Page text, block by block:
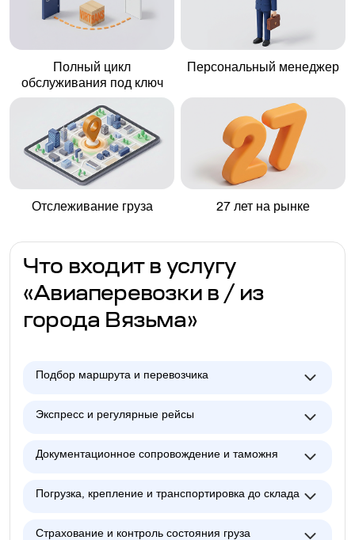
Полный цикл
обслуживания под ключ
Персональный менеджер
Отслеживание груза 27 лет на рынке
Что входит в услугу
«Авиаперевозки в / из
города Вязьма»
Подбор маршрута и перевозчика
Экспресс и регулярные рейсы
Документационное сопровождение и таможня
Погрузка, крепление и транспортировка до склада
Страхование и контроль состояния груза